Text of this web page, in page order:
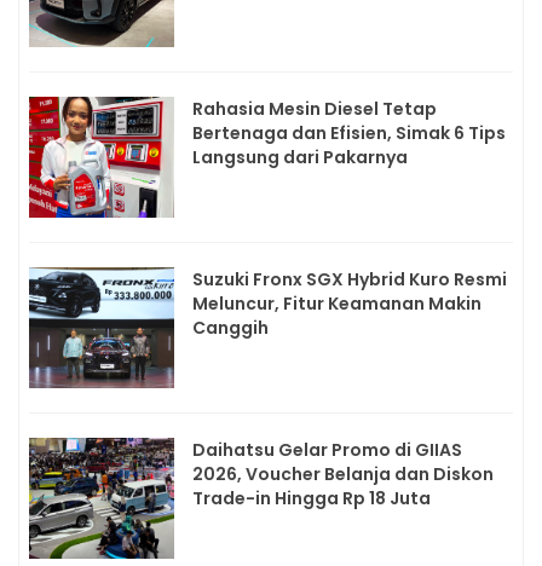
Rahasia Mesin Diesel Tetap
Bertenaga dan Efisien, Simak 6 Tips
Langsung dari Pakarnya
Suzuki Fronx SGX Hybrid Kuro Resmi
Meluncur, Fitur Keamanan Makin
Canggih
Daihatsu Gelar Promo di GIIAS
2026, Voucher Belanja dan Diskon
Trade-in Hingga Rp 18 Juta